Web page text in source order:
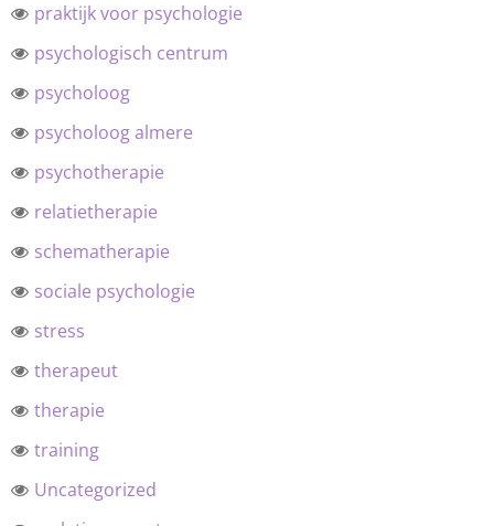
praktijk voor psychologie
psychologisch centrum
psycholoog
psycholoog almere
psychotherapie
relatietherapie
schematherapie
sociale psychologie
stress
therapeut
therapie
training
Uncategorized